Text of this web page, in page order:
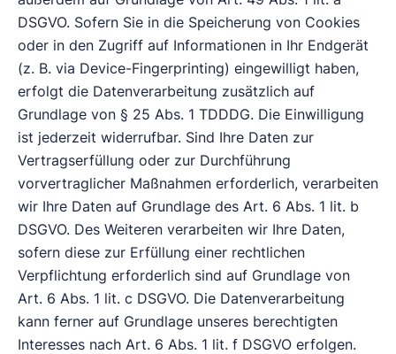
DSGVO. Sofern Sie in die Speicherung von Cookies
oder in den Zugriff auf Informationen in Ihr Endgerät
(z. B. via Device-Fingerprinting) eingewilligt haben,
erfolgt die Datenverarbeitung zusätzlich auf
Grundlage von § 25 Abs. 1 TDDDG. Die Einwilligung
ist jederzeit widerrufbar. Sind Ihre Daten zur
Vertragserfüllung oder zur Durchführung
vorvertraglicher Maßnahmen erforderlich, verarbeiten
wir Ihre Daten auf Grundlage des Art. 6 Abs. 1 lit. b
DSGVO. Des Weiteren verarbeiten wir Ihre Daten,
sofern diese zur Erfüllung einer rechtlichen
Verpflichtung erforderlich sind auf Grundlage von
Art. 6 Abs. 1 lit. c DSGVO. Die Datenverarbeitung
kann ferner auf Grundlage unseres berechtigten
Interesses nach Art. 6 Abs. 1 lit. f DSGVO erfolgen.